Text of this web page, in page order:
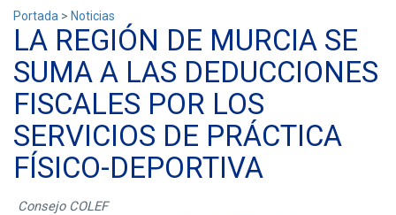
Portada > Noticias
LA REGIÓN DE MURCIA SE
SUMA A LAS DEDUCCIONES
FISCALES POR LOS
SERVICIOS DE PRÁCTICA
FÍSICO-DEPORTIVA
Consejo COLEF